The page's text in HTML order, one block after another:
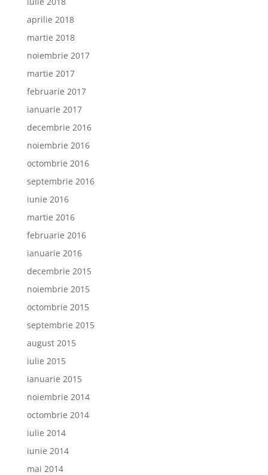
aprilie 2018
martie 2018
noiembrie 2017
martie 2017
februarie 2017
ianuarie 2017
decembrie 2016
noiembrie 2016
octombrie 2016
septembrie 2016
iunie 2016
martie 2016
februarie 2016
ianuarie 2016
decembrie 2015
noiembrie 2015
octombrie 2015
septembrie 2015
august 2015
iulie 2015
ianuarie 2015
noiembrie 2014
octombrie 2014
iulie 2014
iunie 2014
mai 2014